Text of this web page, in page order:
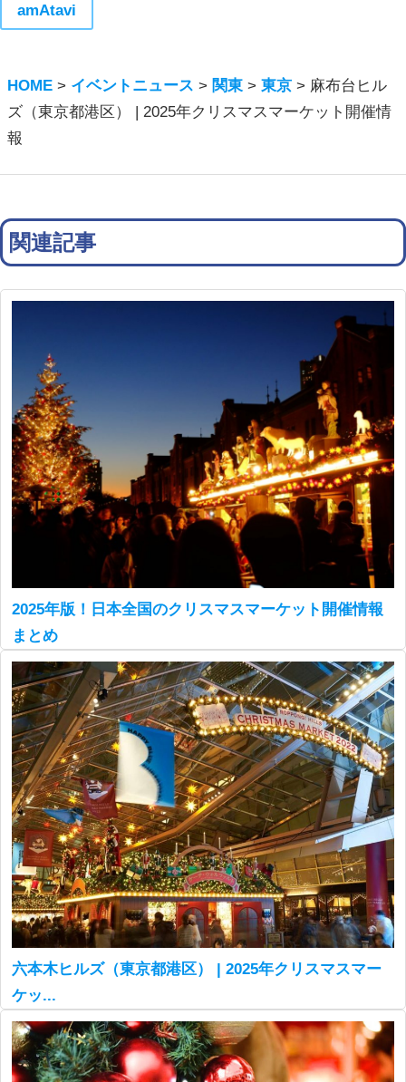
amAtavi
HOME > イベントニュース > 関東 >東京 > 麻布台ヒル
ズ（東京都港区） | 2025年クリスマスマーケット開催情
報
関連記事
2025年版！日本全国のクリスマスマーケット開催情報
まとめ
六本木ヒルズ（東京都港区） | 2025年クリスマスマー
ケッ...